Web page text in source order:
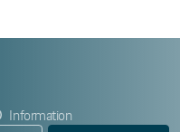
Information